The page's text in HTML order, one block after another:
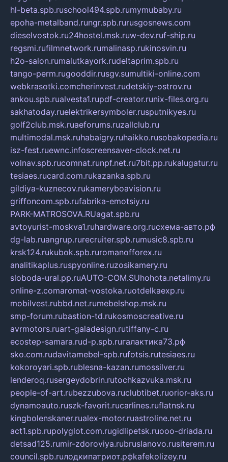
hl-beta.spb.ruschool494.spb.rumymubaby.ru
epoha-metalband.rungr.spb.rurusgosnews.com
dieselvostok.ru24hostel.msk.ruw-dev.ruf-ship.ru
regsmi.rufilmnetwork.rumalinasp.rukinosvin.ru
h2o-salon.rumalutkayork.rudeltaprim.spb.ru
tango-perm.rugooddir.rusgv.sumultiki-online.com
webkrasotki.comcherinvest.rudetskiy-ostrov.ru
ankou.spb.rualvesta1.rupdf-creator.runix-files.org.ru
sakhatoday.ruelektrikersymboler.rusputnikyes.ru
golf2club.msk.ruaeforums.ruzallclub.ru
multimodal.msk.ruhabaigry.ruhaikko.rusobakopedia.ru
isz-fest.ruewnc.infoscreensaver-clock.net.ru
volnav.spb.rucomnat.runpf.net.ru7bit.pp.rukalugatur.ru
tesiaes.rucard.com.rukazanka.spb.ru
gildiya-kuznecov.rukameryboavision.ru
griffoncom.spb.rufabrika-emotsiy.ru
PARK-MATROSOVA.RUagat.spb.ru
avtoyurist-moskva1.ruhardware.org.ruсхема-авто.рф
dg-lab.ruangrup.rurecruiter.spb.rumusic8.spb.ru
krsk124.rukubok.spb.ruromanofforex.ru
analitikaplus.ruspyonline.ruzosikamery.ru
sloboda-ural.pp.ruAUTO-COM.SUhohota.netalimy.ru
online-z.comaromat-vostoka.ruotdelkaexp.ru
mobilvest.rubbd.net.rumebelshop.msk.ru
smp-forum.rubastion-td.rukosmoscreative.ru
avrmotors.ruart-galadesign.rutiffany-c.ru
ecostep-samara.rud-p.spb.ruгалактика73.рф
sko.com.rudavitamebel-spb.rufotsis.rutesiaes.ru
kokoroyari.spb.rublesna-kazan.rumossilver.ru
lenderoq.rusergeydobrin.rutochkazvuka.msk.ru
people-of-art.rubezzubova.ruclubtibet.ruorior-aks.ru
dynamoauto.ruszk-favorit.rucarlines.ruflatnsk.ru
kingbolenskaner.rualex-motor.ruastroline.net.ru
act1.spb.rupolyglot.com.rugidlipetsk.ruooo-driada.ru
detsad125.rumir-zdoroviya.rubruslanovo.rusiterem.ru
council.spb.ruлодкипатриот.рфkafekolizey.ru